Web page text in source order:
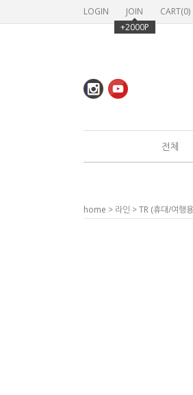
LOGIN
JOIN
+2000P
CART(0)
전체
home > 라인 >TR (휴대/여행